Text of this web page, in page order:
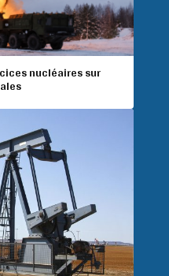
nucléaires sur